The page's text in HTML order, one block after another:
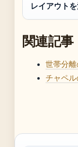
レイアウト
関連記事
世帯分
チャペ